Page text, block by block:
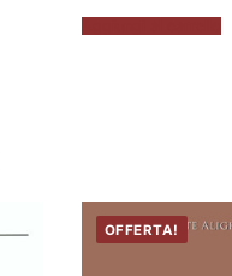
era:
12,00 €.
è:
OFFERTA!